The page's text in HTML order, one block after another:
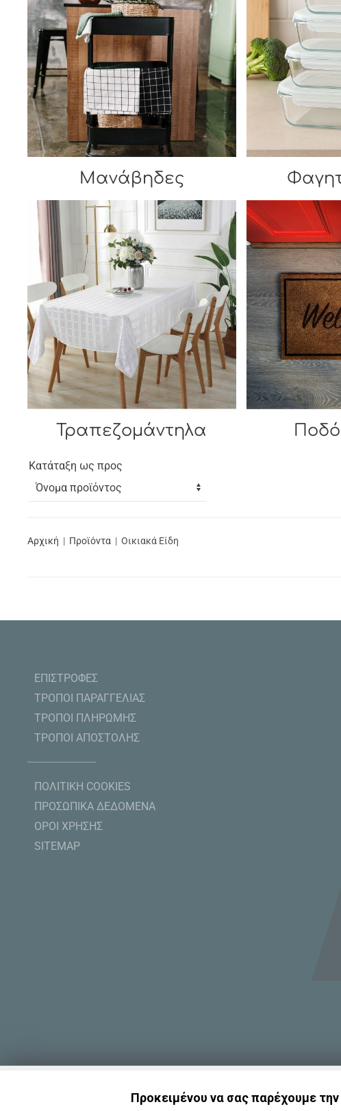
Μανάβηδες
Τραπεζομάντηλα
Κατάταξη ως προς
Αρχική Προϊόντα Οικιακά Είδη
ΕΠΙΣΤΡΟΦΕΣ
ΤΡΟΠΟΙ ΠΑΡΑΓΓΕΛΙΑΣ
ΤΡΟΠΟΙ ΠΛΗΡΩΜΗΣ
ΤΡΟΠΟΙ ΑΠΟΣΤΟΛΗΣ
ΠΟΛΙΤΙΚΗ COOKIES
ΠΡΟΣΩΠΙΚΑ ΔΕΔΟΜΕΝΑ
ΟΡΟΙ ΧΡΗΣΗΣ
SITEMAP
Προκειμένου να σας παρέχουμε